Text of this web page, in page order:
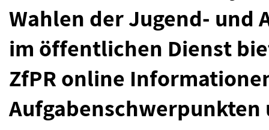
Wahlen der Jugend-
im öffentlichen Dienst
ZfPR online